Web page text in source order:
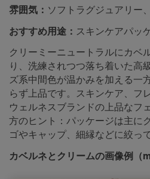
雰囲気： ソフトラグジュアリー
おすすめ用途： スキンケアパッ
クリーミーニュートラルにカベ
り、洗練されつつ落ち着いた高
ズ系中間色が温かみを加える一
らず上品です。スキンケア、フ
ウェルネスブランドの上品なフ
方のヒント：パッケージは主に
ゴやキャップ、細縁などに絞っ
カベルネとクリームの画像例（